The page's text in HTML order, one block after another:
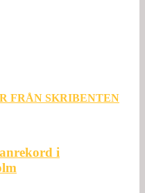
FRÅN SKRIBENTEN
i